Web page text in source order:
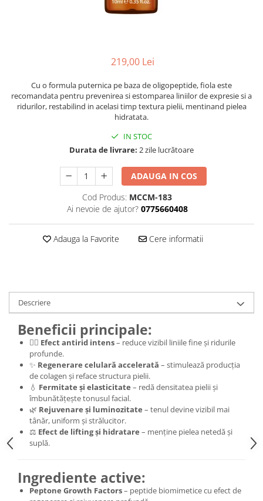
219,00 Lei
Cu o formula puternica pe baza de oligopeptide, fiola este
recomandata pentru prevenirea si estomparea liniilor de expresie si a
ridurilor, restabilind in acelasi timp textura pielii, mentinand pielea
hidratata.
IN STOC
Durata de livrare: 2 zile lucrătoare
ADAUGA IN COS
Cod Produs: MCCM-183
Ai nevoie de ajutor? 0775660408
Adauga la Favorite Cere informatii
Descriere
Beneficii principale:
💆‍♀️ Efect antirid intens– reduce vizibil liniile fine și ridurile
profunde.
✨ Regenerare celulară accelerată – stimulează producția
de colagen și reface structura pielii.
💧 Fermitate și elasticitate – redă densitatea pielii și
îmbunătățește tonusul facial.
🌿 Rejuvenare și luminozitate – tenul devine vizibil mai
tânăr, uniform și strălucitor.
⚖️ Efect de lifting și hidratare – menține pielea netedă și
suplă.
Ingrediente active:
Peptone Growth Factors– peptide biomimetice cu efect de